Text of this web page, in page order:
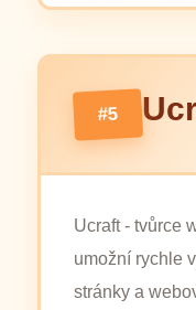
#5
Ucraft - tvůrce
umožní rychle
stránky a